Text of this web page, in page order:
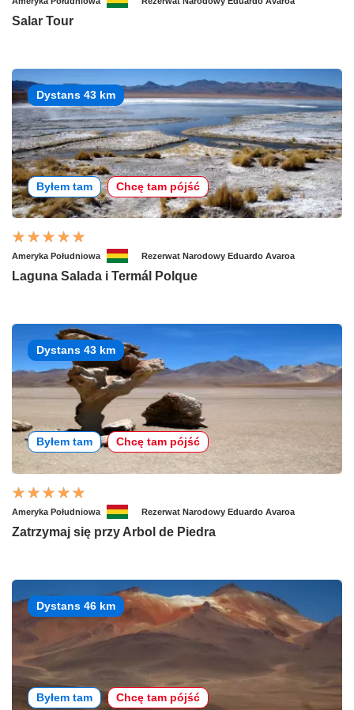
Salar Tour
Dystans 43 km
Byłem tam Chcę tam pójść
Ameryka Południowa Rezerwat Narodowy Eduardo Avaroa
Laguna Salada i Termál Polque
Dystans 43 km
Byłem tam Chcę tam pójść
Ameryka Południowa Rezerwat Narodowy Eduardo Avaroa
Zatrzymaj się przy Arbol de Piedra
Dystans 46 km
Byłem tam Chcę tam pójść